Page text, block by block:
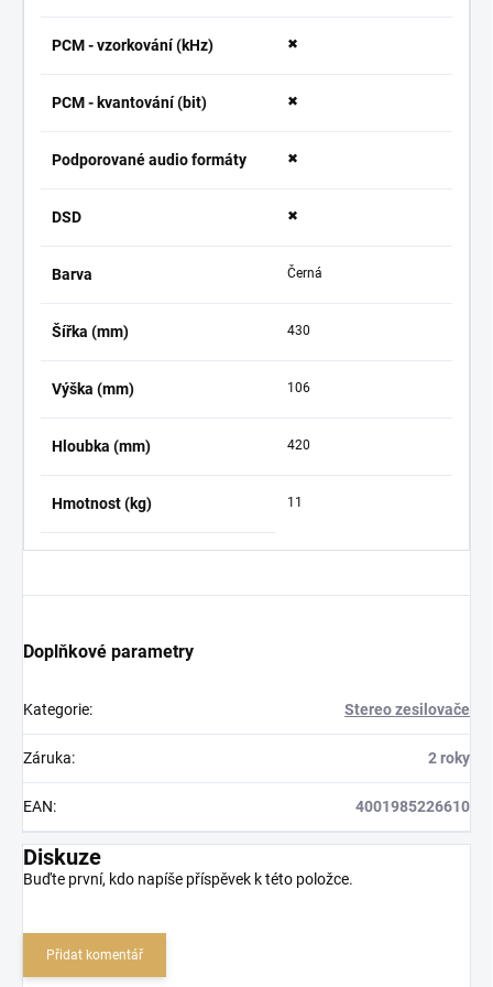
PCM - vzorkování (kHz) ✖
PCM - kvantování (bit) ✖
Podporované audio formáty ✖
DSD ✖
Barva Černá
Šířka (mm) 430
Výška (mm) 106
Hloubka (mm) 420
Hmotnost (kg) 11
Doplňkové parametry
Kategorie: Stereo zesilovače
Záruka: 2 roky
EAN: 4001985226610
Diskuze
Buďte první, kdo napíše příspěvek k této položce.
Přidat komentář